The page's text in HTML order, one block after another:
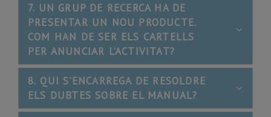
7. UN GRUP DE RECERCA HA DE
PRESENTAR UN NOU PRODUCTE.
COM HAN DE SER ELS CARTELLS
PER ANUNCIAR L’ACTIVITAT?
8. QUI S’ENCARREGA DE RESOLDRE
ELS DUBTES SOBRE EL MANUAL?